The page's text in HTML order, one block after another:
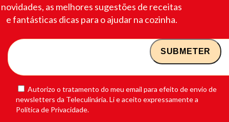
novidades, as melhores sugestões de receitas
e fantásticas dicas para o ajudar na cozinha.
Autorizo o tratamento do meu email para efeito de envio de
newsletters da Teleculinária. Li e aceito expressamente a
Política de Privacidade.